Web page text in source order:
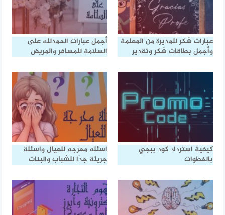
عبارات شكر للمديرة من المعلمة
وأجمل بطاقات شكر وتقدير
أجمل عبارات الحمدلله على
السلامة للمسافر والمريض
كيفية استرداد كود ببجي
بالخطوات
اسئله محرجه للعيال واسئلة
جريئة جدًا للشباب والبنات